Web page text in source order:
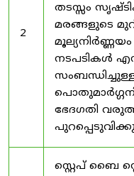
2
തടസ്സം
മരങ്ങളുടെ
നടപടികൾ
ഭേദഗതി
സ്റ്റെപ് ബൈ